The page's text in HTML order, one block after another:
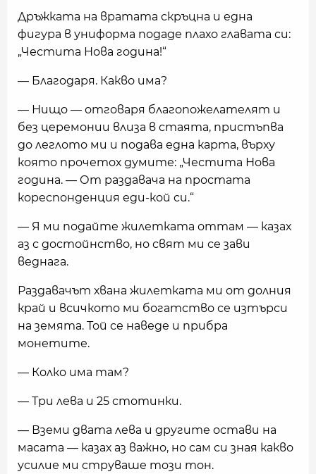
Дръжката на вратата скръцна и една
фигура в униформа подаде плахо главата си:
„Честита Нова година!“
— Благодаря. Какво има?
— Нищо — отговаря благопожелателят и
без церемонии влиза в стаята, пристъпва
до леглото ми и подава една карта, върху
която прочетох думите: „Честита Нова
година. — От раздавача на простата
кореспонденция еди-кой си.“
— Я ми подайте жилетката оттам — казах
аз с достойнство, но свят ми се зави
веднага.
Раздавачът хвана жилетката ми от долния
край и всичкото ми богатство се изтърси
на земята. Той се наведе и прибра
монетите.
— Колко има там?
— Три лева и 25 стотинки.
— Вземи двата лева и другите остави на
масата — казах аз важно, но сам си зная какво
усилие ми струваше този тон.